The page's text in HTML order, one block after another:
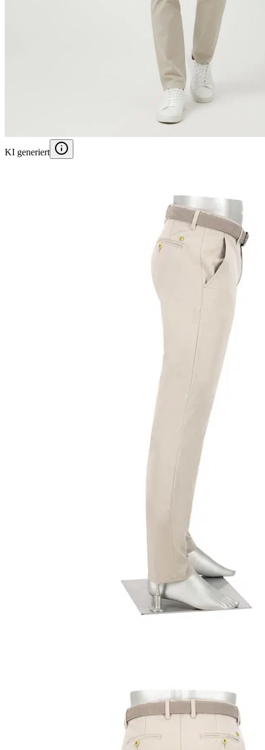
KI generiert